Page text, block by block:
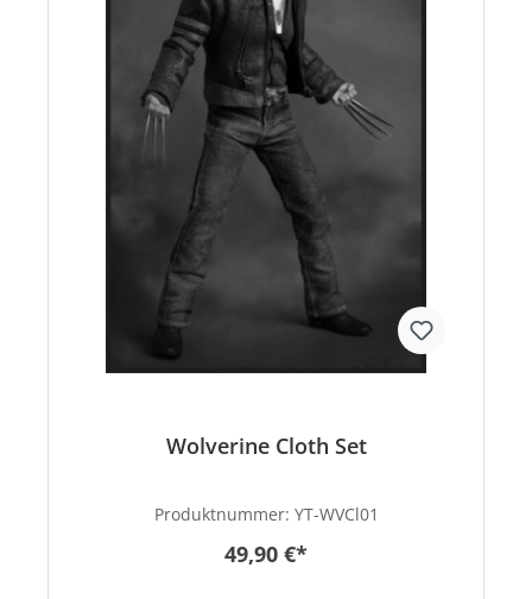
Wolverine Cloth Set
Produktnummer: YT-WVCl01
49,90 €*